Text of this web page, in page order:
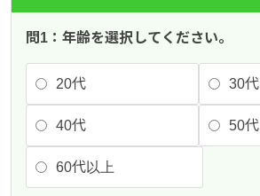
問1：年齢を選択してください。
20代 30代
40代 50代
60代以上